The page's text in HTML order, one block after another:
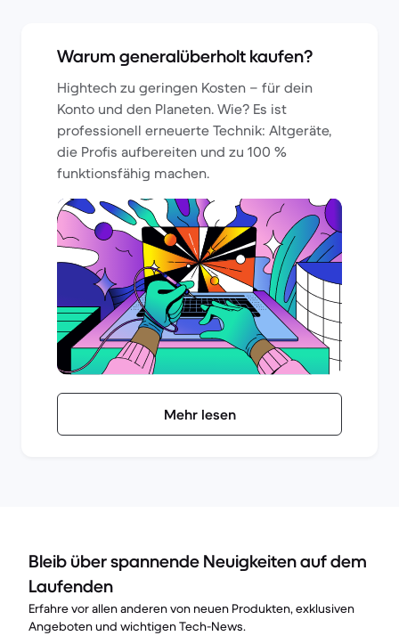
Warum generalüberholt kaufen?
Hightech zu geringen Kosten – für dein
Konto und den Planeten. Wie? Es ist
professionell erneuerte Technik: Altgeräte,
die Profis aufbereiten und zu 100 %
funktionsfähig machen.
Mehr lesen
Bleib über spannende Neuigkeiten auf dem
Laufenden
Erfahre vor allen anderen von neuen Produkten, exklusiven
Angeboten und wichtigen Tech-News.